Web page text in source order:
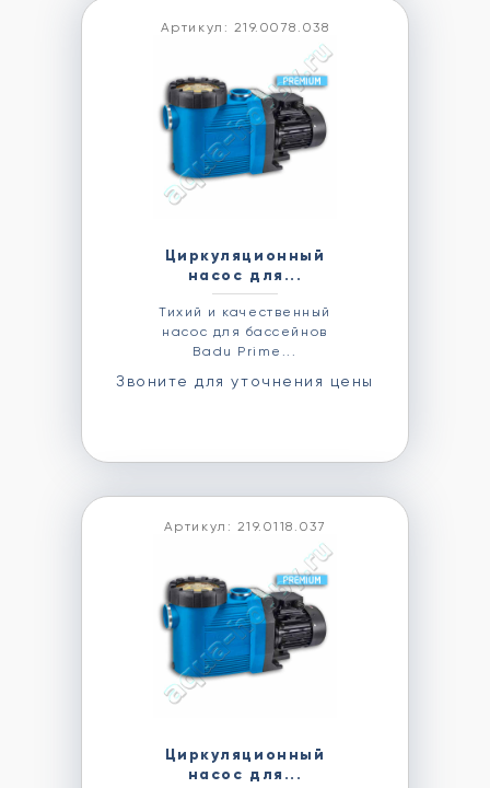
Артикул: 219.0078.038
Циркуляционный
насос для...
Тихий и качественный
насос для бассейнов
Badu Prime...
Звоните для уточнения цены
Артикул: 219.0118.037
Циркуляционный
насос для...